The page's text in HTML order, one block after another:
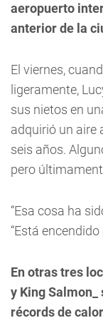
aeropuerto
anterior de la
El viernes,
ligeramente,
sus nietos en
adquirió un aire
seis años.
pero
“Esa cosa ha
“Está
En otras tres
y King
récords de